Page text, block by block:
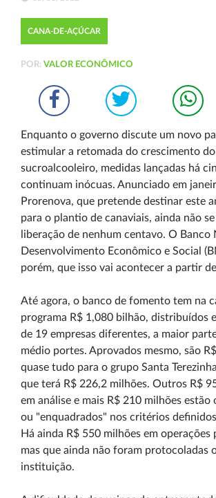
CANA-DE-AÇÚCAR
POR: VALOR ECONÔMICO
Enquanto o governo discute um novo
estimular a retomada do crescimento
sucroalcooleiro, medidas lançadas há
continuam inócuas. Anunciado em
Prorenova, que pretende destinar este
para o plantio de canaviais, ainda não
liberação de nenhum centavo. O Banco
Desenvolvimento Econômico e Social
porém, que isso vai acontecer a partir
Até agora, o banco de fomento tem na
programa R$ 1,080 bilhão, distribuídos
de 19 empresas diferentes, a maior
médio portes. Aprovados mesmo, são
quase tudo para o grupo Santa
que terá R$ 226,2 milhões. Outros R$
em análise e mais R$ 210 milhões estão
ou "enquadrados" nos critérios
Há ainda R$ 550 milhões em operações
mas que ainda não foram protocoladas
instituição.